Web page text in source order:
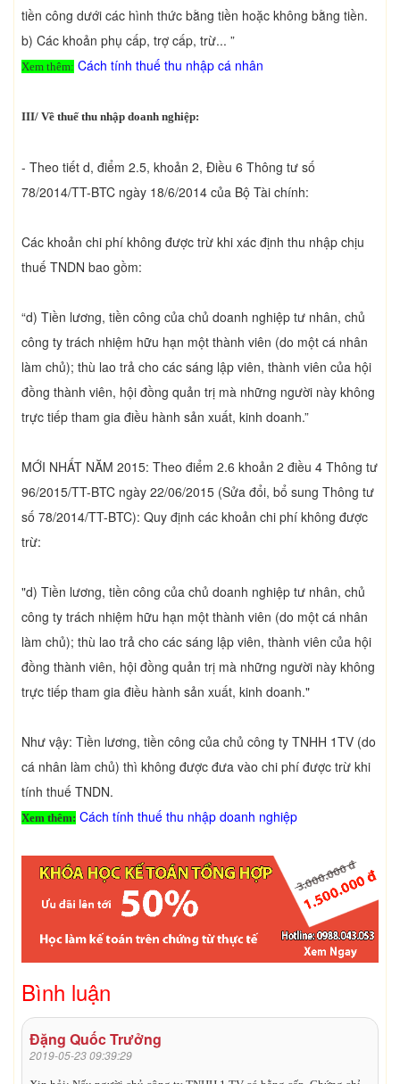
tiền công dưới các hình thức bằng tiền hoặc không bằng tiền.
b) Các khoản phụ cấp, trợ cấp, trừ... ”
Xem thêm: Cách tính thuế thu nhập cá nhân
III/ Về thuế thu nhập doanh nghiệp:
- Theo tiết d, điểm 2.5, khoản 2, Điều 6 Thông tư số
78/2014/TT-BTC ngày 18/6/2014 của Bộ Tài chính:
Các khoản chi phí không được trừ khi xác định thu nhập chịu
thuế TNDN bao gồm:
“d) Tiền lương, tiền công của chủ doanh nghiệp tư nhân, chủ
công ty trách nhiệm hữu hạn một thành viên (do một cá nhân
làm chủ); thù lao trả cho các sáng lập viên, thành viên của hội
đồng thành viên, hội đồng quản trị mà những người này không
trực tiếp tham gia điều hành sản xuất, kinh doanh.”
MỚI NHẤT NĂM 2015: Theo điểm 2.6 khoản 2 điều 4 Thông tư
96/2015/TT-BTC ngày 22/06/2015 (Sửa đổi, bổ sung Thông tư
số 78/2014/TT-BTC): Quy định các khoản chi phí không được
trừ:
"d) Tiền lương, tiền công của chủ doanh nghiệp tư nhân, chủ
công ty trách nhiệm hữu hạn một thành viên (do một cá nhân
làm chủ); thù lao trả cho các sáng lập viên, thành viên của hội
đồng thành viên, hội đồng quản trị mà những người này không
trực tiếp tham gia điều hành sản xuất, kinh doanh."
Như vậy: Tiền lương, tiền công của chủ công ty TNHH 1TV (do
cá nhân làm chủ) thì không được đưa vào chi phí được trừ khi
tính thuế TNDN.
Xem thêm: Cách tính thuế thu nhập doanh nghiệp
Bình luận
Đặng Quốc Trưởng
2019-05-23 09:39:29